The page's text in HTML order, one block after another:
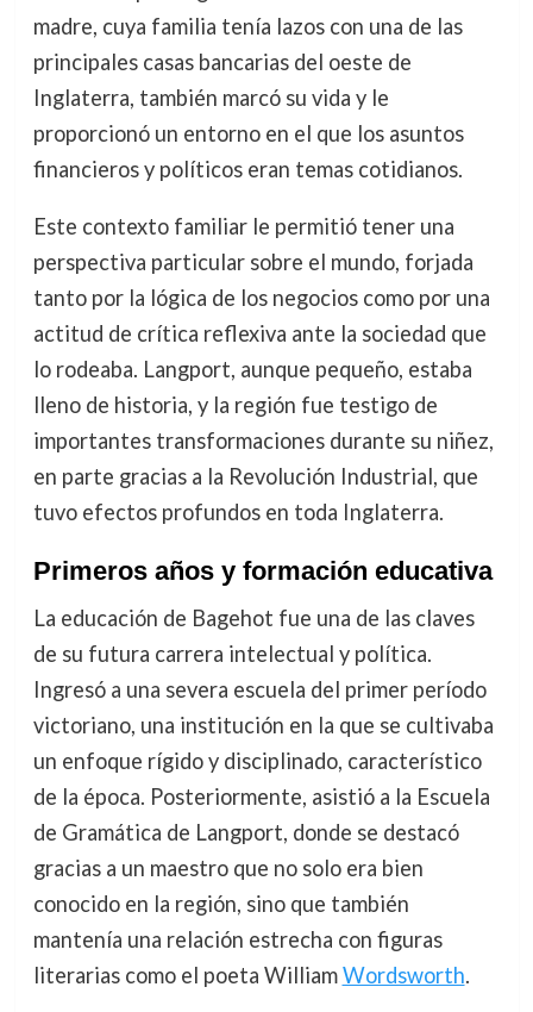
madre, cuya familia tenía lazos con una de las
principales casas bancarias del oeste de
Inglaterra, también marcó su vida y le
proporcionó un entorno en el que los asuntos
financieros y políticos eran temas cotidianos.
Este contexto familiar le permitió tener una
perspectiva particular sobre el mundo, forjada
tanto por la lógica de los negocios como por una
actitud de crítica reflexiva ante la sociedad que
lo rodeaba. Langport, aunque pequeño, estaba
lleno de historia, y la región fue testigo de
importantes transformaciones durante su niñez,
en parte gracias a la Revolución Industrial, que
tuvo efectos profundos en toda Inglaterra.
Primeros años y formación educativa
La educación de Bagehot fue una de las claves
de su futura carrera intelectual y política.
Ingresó a una severa escuela del primer período
victoriano, una institución en la que se cultivaba
un enfoque rígido y disciplinado, característico
de la época. Posteriormente, asistió a la Escuela
de Gramática de Langport, donde se destacó
gracias a un maestro que no solo era bien
conocido en la región, sino que también
mantenía una relación estrecha con figuras
literarias como el poeta WilliamWordsworth.